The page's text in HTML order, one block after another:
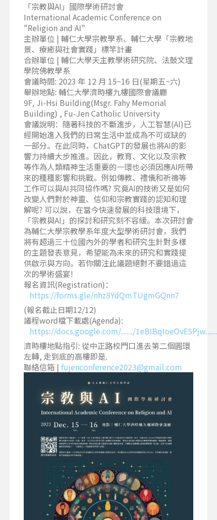
「宗教與AI」國際學術研討會
International Academic Conference on
"Religion and AI"
主辦單位 | 輔仁大學宗教學系、輔仁大學「宗教地
景、療癒與社會實踐」標竿計畫
合辦單位 | 輔仁大學天主教學術研究院、法鼓文理
學院佛教學系
會議時間: 2023 年 12 月 15~16 日(星期五~六)
舉辦地點: 輔仁大學濟時樓九樓國際會議廳
9F, Ji-Hsi Building(Msgr. Fahy Memorial
Building) , Fu-Jen Catholic University
會議說明：隨著科技的不斷進步，人工智慧(AI)已
經開始進入我們的日常生活中並成為不可或缺的
一部分。在此同時，ChatGPT的發展也將AI的影
響力持續大步推進。因此，教育、文化以及宗教
等作為人類精神生活重要的一環也必須因應AI所帶
來的種種影響和挑戰。例如傳教、禮儀和祈禱等
工作可以與AI共同協作嗎? 究竟AI的技術又是如何
改變人們對於神靈、信仰和宗教實踐的認知和理
解呢? 可以說，在當今快速發展的科技環境下，
「宗教與AI」的探討和研究刻不容緩。本次研討會
為輔仁大學宗教學系年度大型學術研討會，我們
將有超過三十位國內外的學者和研究生針對多樣
的主題發表意見，希望能為未來的研究和實踐提
供啟示與方向。若你關注此議題絕對不要錯過這
次的學術盛宴!
報名資訊(Registration)：
https://forms.gle/nhz8YdQmTUgmGQnn7
(報名截止日期12/12)
議程word檔下載處(Agenda):
https://docs.google.com/....../
濟時樓地點指引: 從中正路校門口進去第二個圓環
左轉, 走到底的高樓即是.
聯絡信箱 |